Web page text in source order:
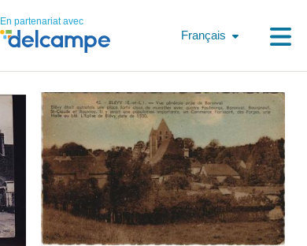
En partenariat avec
Français